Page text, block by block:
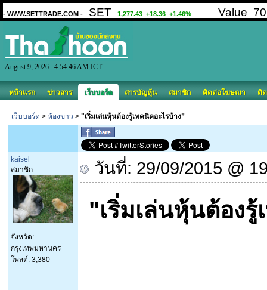
August 9, 2026 4:54:46 AM ICT
หน้าแรก ข่าวสาร เว็บบอร์ด สารบัญหุ้น สมาชิก ติดต่อโฆษณา ติ
เว็บบอร์ด > ห้องข่าว > "เริ่มเล่นหุ้นต้องรู้เทคนิคอะไรบ้าง”
kaisel
สมาชิก
จังหวัด:
กรุงเทพมหานคร
โพสต์: 3,380
วันที่: 29/09/2015 @
"เริ่มเล่นหุ้นต้องรู้